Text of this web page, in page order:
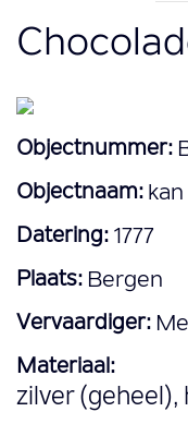
Objectnummer:
Objectnaam: kan
Datering: 1777
Plaats: Bergen
Vervaardiger:
Materiaal:
zilver